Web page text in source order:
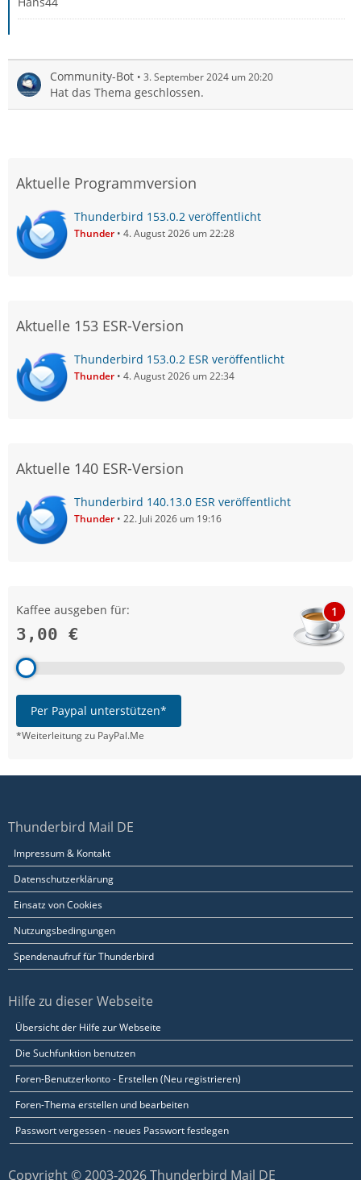
Community-Bot 3. September 2024 um 20:20
Hat das Thema geschlossen.
Aktuelle Programmversion
Thunderbird 153.0.2 veröffentlicht
Thunder 4. August 2026 um 22:28
Aktuelle 153 ESR-Version
Thunderbird 153.0.2 ESR veröffentlicht
Thunder 4. August 2026 um 22:34
Aktuelle 140 ESR-Version
Thunderbird 140.13.0 ESR veröffentlicht
Thunder 22. Juli 2026 um 19:16
Kaffee ausgeben für:
3,00 €
1
Per Paypal unterstützen*
*Weiterleitung zu PayPal.Me
Thunderbird Mail DE
Impressum & Kontakt
Datenschutzerklärung
Einsatz von Cookies
Nutzungsbedingungen
Spendenaufruf für Thunderbird
Hilfe zu dieser Webseite
Übersicht der Hilfe zur Webseite
Die Suchfunktion benutzen
Foren-Benutzerkonto - Erstellen (Neu registrieren)
Foren-Thema erstellen und bearbeiten
Passwort vergessen - neues Passwort festlegen
Copyright © 2003-2026 Thunderbird Mail DE